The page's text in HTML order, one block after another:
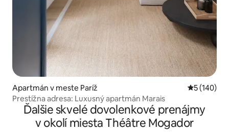
Apartmán v meste Paríž Priemerné
5 (140)
Prestížna adresa: Luxusný apartmán Marais
Ďalšie skvelé dovolenkové prenájmy
v okolí miesta Théâtre Mogador